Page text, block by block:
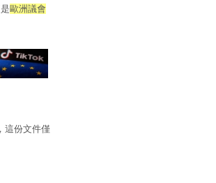
歐洲議會
這份文件僅